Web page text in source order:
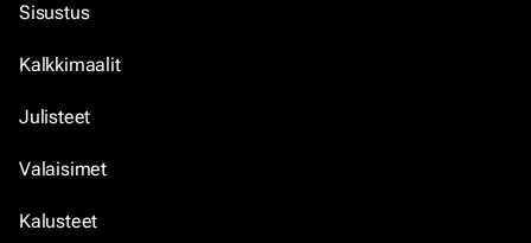
Sisustus
Kalkkimaalit
Julisteet
Valaisimet
Kalusteet